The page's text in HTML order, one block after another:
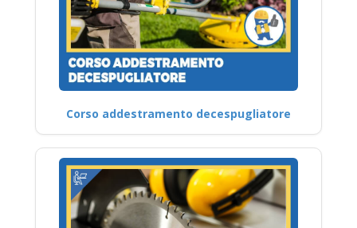
Corso addestramento decespugliatore